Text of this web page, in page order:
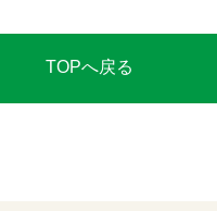
TOPへ戻る